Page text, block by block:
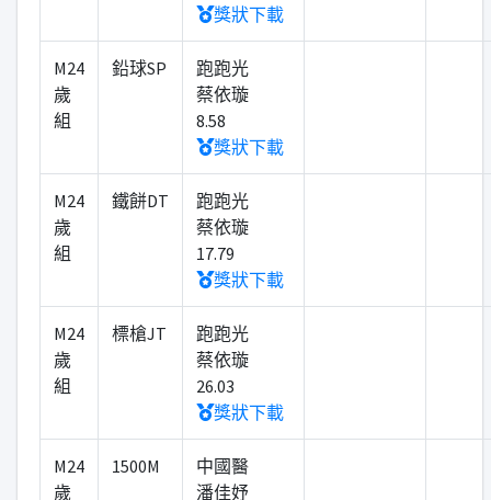
獎狀下載
M24
歲
組
鉛球SP
跑跑光
蔡依璇
8.58
獎狀下載
M24
歲
組
鐵餅DT
跑跑光
蔡依璇
17.79
獎狀下載
M24
歲
組
標槍JT
跑跑光
蔡依璇
26.03
獎狀下載
M24
歲
1500M
中國醫
潘佳妤